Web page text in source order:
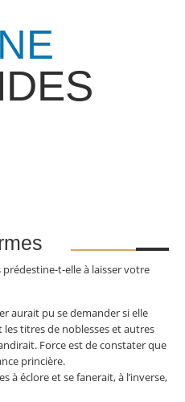
prédestine-t-elle à laisser votre
aurait pu se demander si elle
titres de noblesses et autres
Force est de constater que
princière.
à éclore et se fanerait, à l’inverse,